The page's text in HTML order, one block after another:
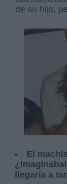
de su hijo,
El
llegaría a